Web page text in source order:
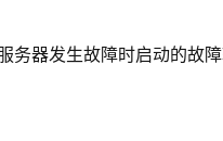
务器发生故障时启动的故